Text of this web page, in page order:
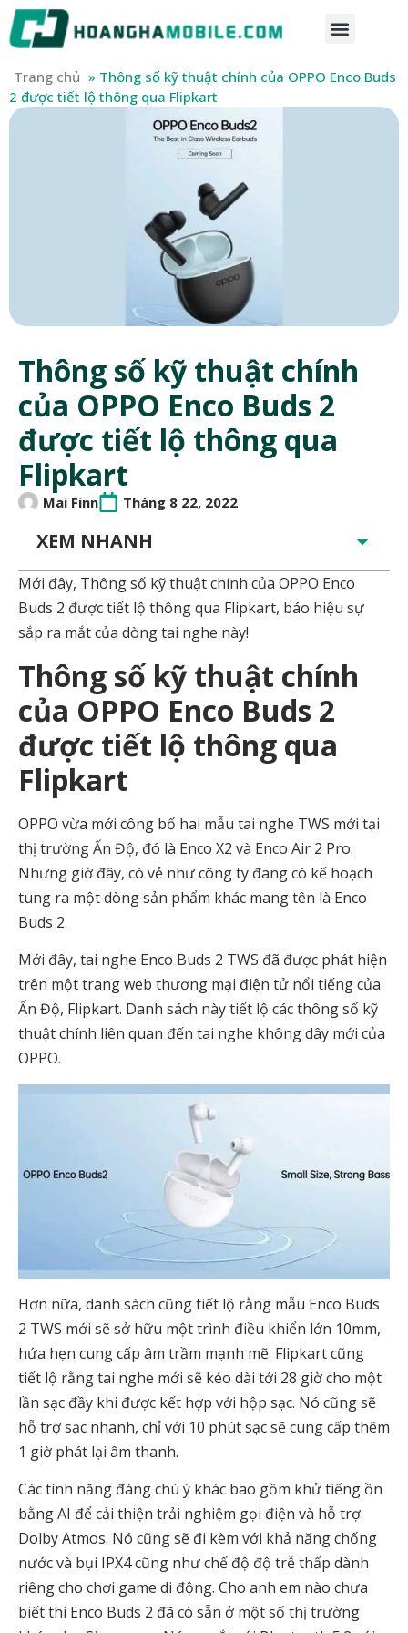
Trang chủ » Thông số kỹ thuật chính của OPPO Enco Buds
2 được tiết lộ thông qua Flipkart
Thông số kỹ thuật chính
của OPPO Enco Buds 2
được tiết lộ thông qua
Flipkart
Mai Finn Tháng 8 22, 2022
XEM NHANH
Mới đây, Thông số kỹ thuật chính của OPPO Enco
Buds 2 được tiết lộ thông qua Flipkart, báo hiệu sự
sắp ra mắt của dòng tai nghe này!
Thông số kỹ thuật chính
của OPPO Enco Buds 2
được tiết lộ thông qua
Flipkart
OPPO vừa mới công bố hai mẫu tai nghe TWS mới tại
thị trường Ấn Độ, đó là Enco X2 và Enco Air 2 Pro.
Nhưng giờ đây, có vẻ như công ty đang có kế hoạch
tung ra một dòng sản phẩm khác mang tên là Enco
Buds 2.
Mới đây, tai nghe Enco Buds 2 TWS đã được phát hiện
trên một trang web thương mại điện tử nổi tiếng của
Ấn Độ, Flipkart. Danh sách này tiết lộ các thông số kỹ
thuật chính liên quan đến tai nghe không dây mới của
OPPO.
Hơn nữa, danh sách cũng tiết lộ rằng mẫu Enco Buds
2 TWS mới sẽ sở hữu một trình điều khiển lớn 10mm,
hứa hẹn cung cấp âm trầm mạnh mẽ. Flipkart cũng
tiết lộ rằng tai nghe mới sẽ kéo dài tới 28 giờ cho một
lần sạc đầy khi được kết hợp với hộp sạc. Nó cũng sẽ
hỗ trợ sạc nhanh, chỉ với 10 phút sạc sẽ cung cấp thêm
1 giờ phát lại âm thanh.
Các tính năng đáng chú ý khác bao gồm khử tiếng ồn
bằng AI để cải thiện trải nghiệm gọi điện và hỗ trợ
Dolby Atmos. Nó cũng sẽ đi kèm với khả năng chống
nước và bụi IPX4 cũng như chế độ độ trễ thấp dành
riêng cho chơi game di động. Cho anh em nào chưa
biết thì Enco Buds 2 đã có sẵn ở một số thị trường